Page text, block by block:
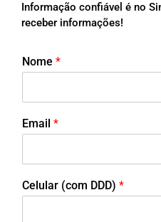
Informação confiável é no
receber informações!
Nome *
Email *
Celular (com DDD) *